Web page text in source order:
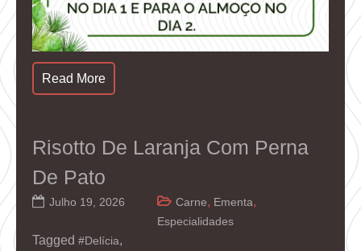
Read More
Risotto De Laranja Com Perna
De Pato
Julho 19, 2026 Carne, Ementa,
Especialidades
Tagged #Delícia,